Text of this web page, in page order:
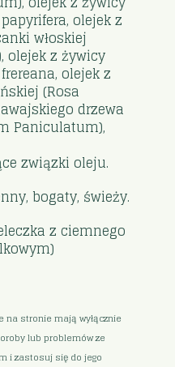
olejek z
włoskiej
olejek z żywicy
olejek z
(Rosa
drzewa
Paniculatum),
związki oleju.
bogaty, świeży.
z ciemnego
na stronie mają wyłącznie
lub problemów ze
i zastosuj się do jego